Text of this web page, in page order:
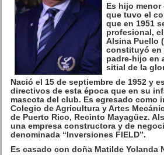
Es hijo
que tuvo el
que en 1951
profesional,
Alsina Puello
constituyó en
padre-hijo en
sitial de la
Nació el 15 de septiembre de 1952 y
directivos de esta época que en su
mascota del club. Es egresado como
Colegio de Agricultura y Artes
de Puerto Rico, Recinto Mayagüez.
una empresa constructora y de
denominada “Inversiones FIELD”.
Es casado con doña Matilde Yolanda